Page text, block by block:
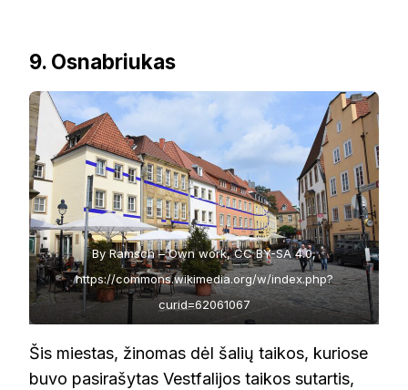
9. Osnabriukas
By Ramsch – Own work, CC BY-SA 4.0,
https://commons.wikimedia.org/w/index.php?
curid=62061067
Šis miestas, žinomas dėl šalių taikos, kuriose
buvo pasirašytas Vestfalijos taikos sutartis,